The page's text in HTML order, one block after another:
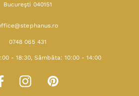
Bucureşti 040151
0748 065 431
- 18:30, Sâmbăta: 10:00 - 14:00